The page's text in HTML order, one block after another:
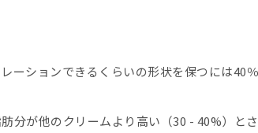
ーションできるくらいの形状を保つには40
分が他のクリームより高い（30 - 40%）と